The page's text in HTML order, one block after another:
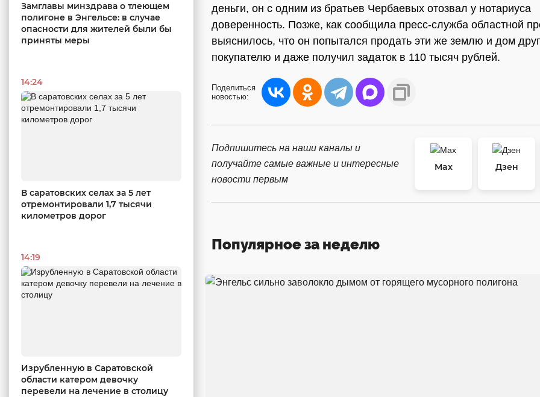
Замглавы минздрава о тлеющем
полигоне в Энгельсе: в случае
опасности для жителей были бы
приняты меры
14:24
В саратовских селах за 5 лет
отремонтировали 1,7 тысячи
километров дорог
14:19
Изрубленную в Саратовской
области катером девочку
перевели на лечение в столицу
деньги, он с одним из братьев Чербаевых отозвал у нотариуса
доверенность. Позже, как сообщила пресс-служба областной
выяснилось, что он попытался продать эти же землю и дом
покупателю и даже получил задаток в 110 тысяч рублей.
Поделиться
новостью:
Подпишитесь на наши каналы и
получайте самые важные и интересные
новости первым
Max
Дзен
Популярное за неделю